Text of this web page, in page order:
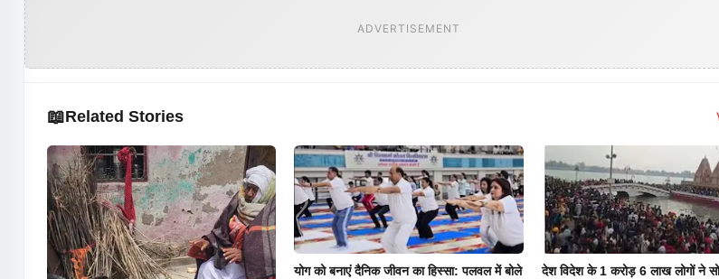
ADVERTISEMENT
📖Related Stories
योग को बनाएं दैनिक जीवन का हिस्सा: पलवल में बोले
देश विदेश के 1 करोड़ 6 लाख लोगों ने